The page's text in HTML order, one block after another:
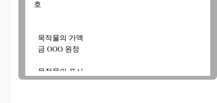
호
목적물의 가액
금 OOO 원정
목적물의 표시